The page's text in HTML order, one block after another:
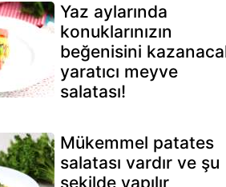
Yaz aylarında
konuklarınızın
beğenisini
yaratıcı meyve
salatası!
Mükemmel patates
salatası vardır ve şu
şekilde yapılır